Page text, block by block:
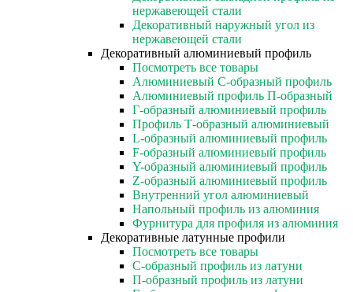
нержавеющей стали
Декоративный наружный угол из
нержавеющей стали
Декоративный алюминиевый профиль
Посмотреть все товары
Алюминиевый С-образный профиль
Алюминиевый профиль П-образный
Г-образный алюминиевый профиль
Профиль Т-образный алюминиевый
L-образный алюминиевый профиль
F-образный алюминиевый профиль
Y-образный алюминиевый профиль
Z-образный алюминиевый профиль
Внутренний угол алюминиевый
Напольный профиль из алюминия
Фурнитура для профиля из алюминия
Декоративные латунные профили
Посмотреть все товары
C-образный профиль из латуни
П-образный профиль из латуни